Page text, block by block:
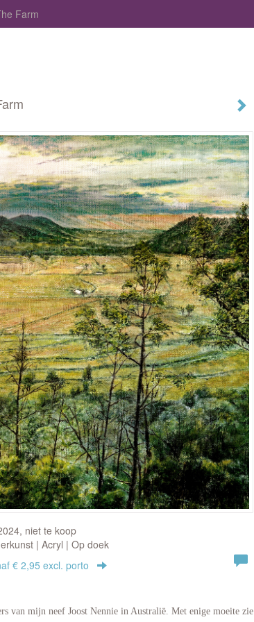
Farm
niet te koop
| Acryl | Op doek
€ 2,95 excl. porto
van mijn neef Joost Nennie in Australië. Met enige moeite zie